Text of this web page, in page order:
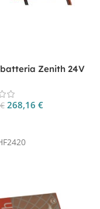
Zenith 24V
€ 268,16 €